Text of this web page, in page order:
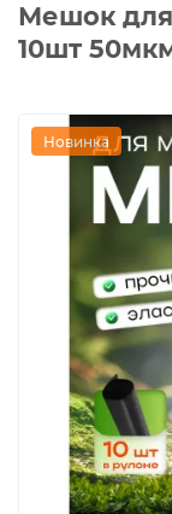
Мешок для
10шт
Новинка